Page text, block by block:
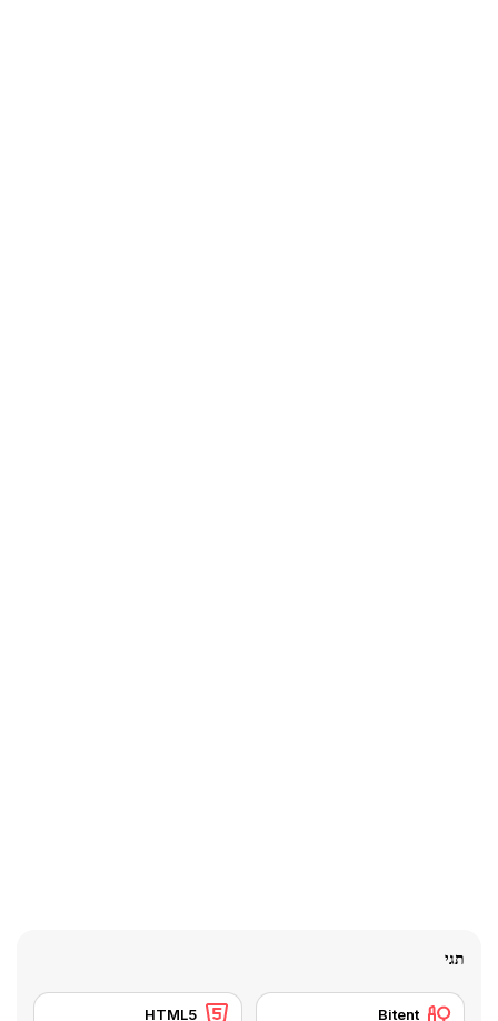
תגי
Bitent
HTML5